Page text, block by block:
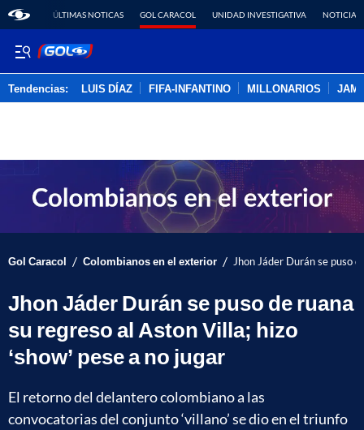
ÚLTIMAS NOTICAS GOL CARACOL UNIDAD INVESTIGATIVA NOTICIAS
Tendencias: LUIS DÍAZ FIFA-INFANTINO MILLONARIOS
Gol Caracol / Colombianos en el exterior / Jhon Jáder Durán se puso
Jhon Jáder Durán se puso de ruana
su regreso al Aston Villa; hizo
‘show’ pese a no jugar
El retorno del delantero colombiano a las
convocatorias del conjunto ‘villano’ se dio en el triunfo